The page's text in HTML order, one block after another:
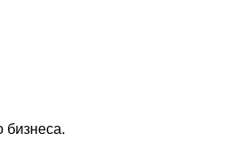
бизнеса.